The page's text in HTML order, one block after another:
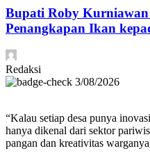
Bupati Roby
Penangkapan Ikan
Redaksi
3/08/2026
“Kalau setiap desa punya
hanya dikenal dari sektor
pangan dan kreativitas